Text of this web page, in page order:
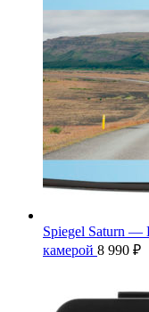
Spiegel Saturn —
камерой 8 990 ₽